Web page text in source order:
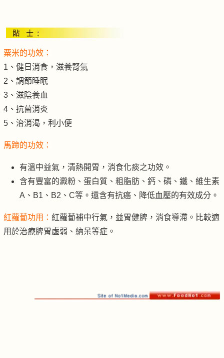
粟米的功效：
1、健日消食，滋養腎氣
2、調節睡眠
3、滋陰養血
4、抗菌消炎
5、治消渴，利小便
馬蹄的功效：
有溫中益氣，清熱開胃，消食化痰之功效。
含有豐富的澱粉、蛋白質、粗脂肪、鈣、磷、鐵、維生素
A、B1、B2、C等。還含有抗癌、降低血壓的有效成分。
紅蘿蔔功用： 紅蘿蔔補中行氣，益胃健脾，消食導滯。比較適
用於治療脾胃虛弱、納呆等症。